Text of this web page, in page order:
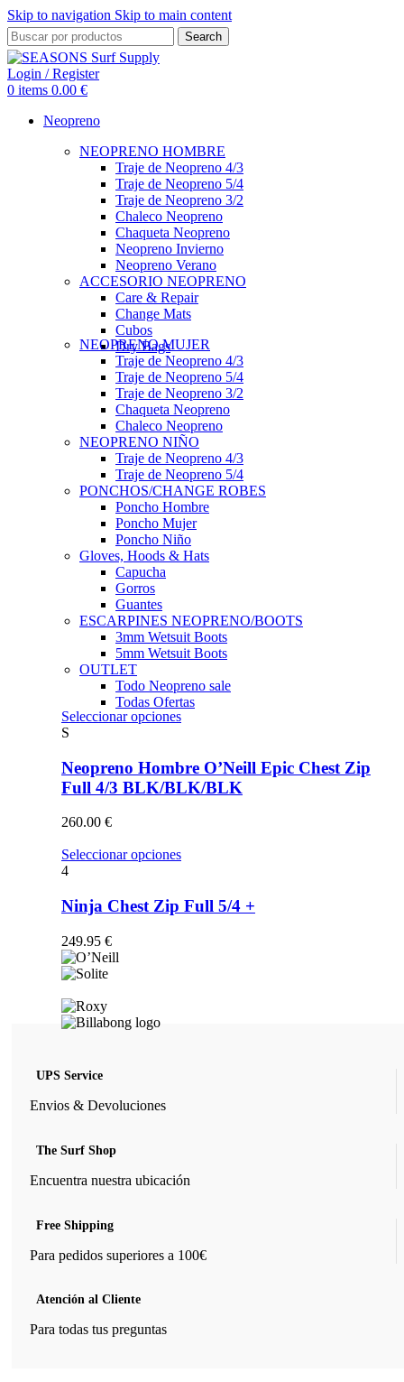
Skip to navigation Skip to main content
Search
Login / Register
0 items 0.00 €
Neopreno
NEOPRENO HOMBRE
Traje de Neopreno 4/3
Traje de Neopreno 5/4
Traje de Neopreno 3/2
Chaleco Neopreno
Chaqueta Neopreno
Neopreno Invierno
Neopreno Verano
ACCESORIO NEOPRENO
Care & Repair
Change Mats
Cubos
Dry Bags
NEOPRENO MUJER
Traje de Neopreno 4/3
Traje de Neopreno 5/4
Traje de Neopreno 3/2
Chaqueta Neopreno
Chaleco Neopreno
NEOPRENO NIÑO
Traje de Neopreno 4/3
Traje de Neopreno 5/4
PONCHOS/CHANGE ROBES
Poncho Hombre
Poncho Mujer
Poncho Niño
Gloves, Hoods & Hats
Capucha
Gorros
Guantes
ESCARPINES NEOPRENO/BOOTS
3mm Wetsuit Boots
5mm Wetsuit Boots
OUTLET
Todo Neopreno sale
Todas Ofertas
Seleccionar opcionesEste
múltiples
variantes.
Las
elegir
página
S
Neopreno Hombre O’Neill Epic Chest Zip
Full 4/3 BLK/BLK/BLK
260.00 €
Seleccionar opcionesEste
múltiples
variantes.
4
Ninja Chest Zip Full 5/4 +
249.95 €
UPS Service
Envios & Devoluciones
The Surf Shop
Encuentra nuestra ubicación
Free Shipping
Para pedidos superiores a 100€
Atención al Cliente
Para todas tus preguntas